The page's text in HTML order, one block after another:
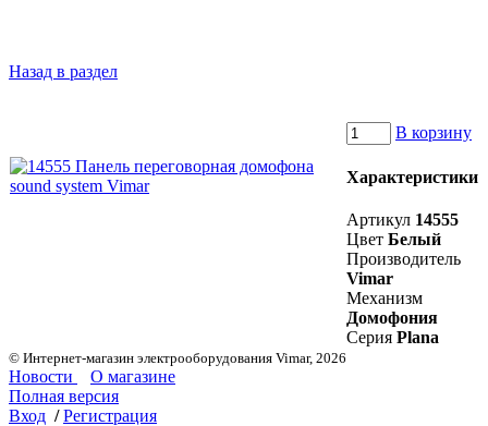
Назад в раздел
В корзину
Характеристики
Артикул 14555
Цвет Белый
Производитель
Vimar
Механизм
Домофония
Серия Plana
© Интернет-магазин электрооборудования Vimar, 2026
Новости
О магазине
Полная версия
Вход / Регистрация